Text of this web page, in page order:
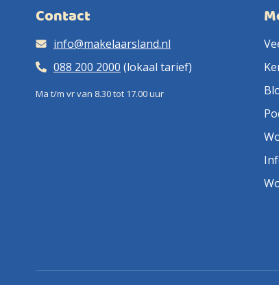
Contact
info@makelaarsland.nl
088 200 2000 (lokaal tarief)
Ma t/m vr van 8.30 tot 17.00 uur